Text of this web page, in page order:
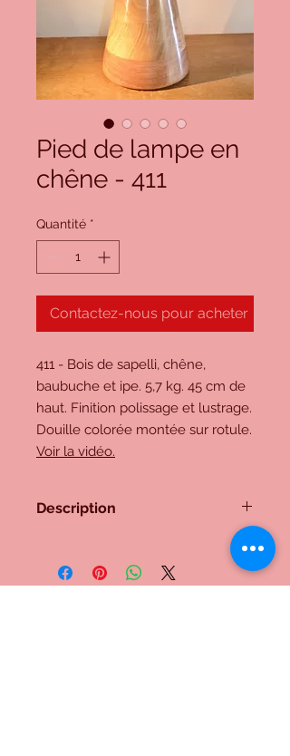
Pied de lampe en
chêne - 411
Quantité *
Contactez-nous pour acheter
411 - Bois de sapelli, chêne,
baubuche et ipe. 5,7 kg. 45 cm de
haut. Finition polissage et lustrage.
Douille colorée montée sur rotule.
Voir la vidéo.
Description
baubuche et ipe. 5,7 kg. 45 cm de
haut. Finition polissage et lustrage.